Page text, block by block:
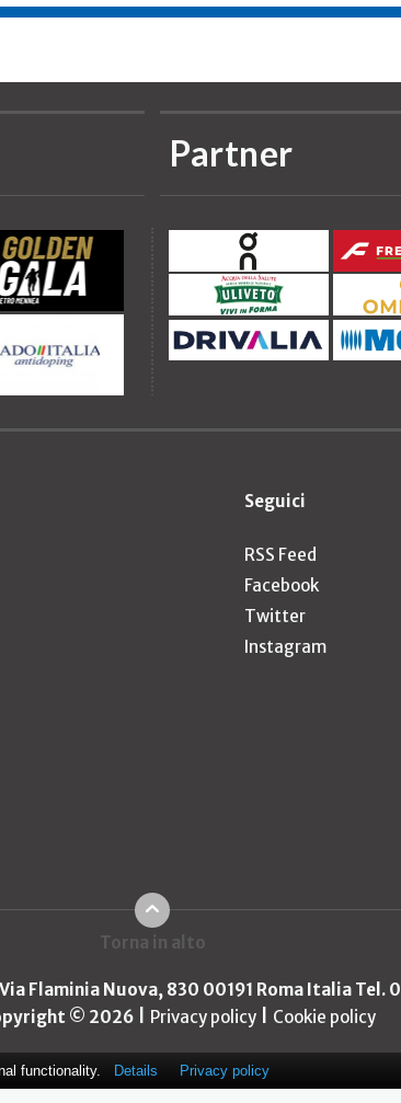
Partner
Seguici
RSS Feed
Facebook
Twitter
Instagram
Torna in alto
Flaminia Nuova, 830 00191 Roma Italia Tel.
© 2026
Privacy policy Cookie policy
functionality. Details Privacy policy